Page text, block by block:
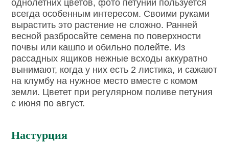
однолетних цветов, фото петуний пользуется
всегда особенным интересом. Своими руками
вырастить это растение не сложно. Ранней
весной разбросайте семена по поверхности
почвы или кашпо и обильно полейте. Из
рассадных ящиков нежные всходы аккуратно
вынимают, когда у них есть 2 листика, и сажают
на клумбу на нужное место вместе с комом
земли. Цветет при регулярном поливе петуния
с июня по август.
Настурция